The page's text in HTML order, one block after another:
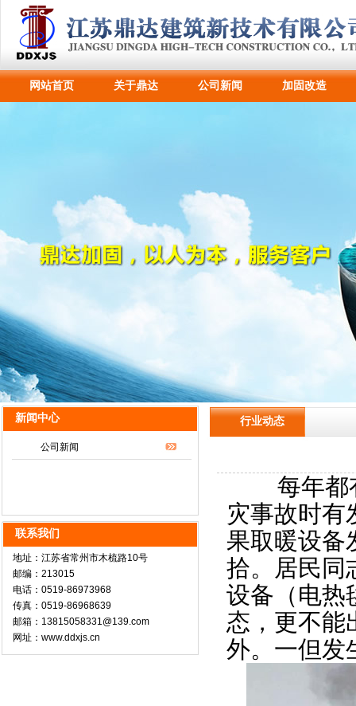
网站首页 关于鼎达 公司新闻 加固改造
新闻中心
公司新闻
联系我们
地址：江苏省常州市木梳路10号
邮编：213015
电话：0519-86973968
传真：0519-86968639
邮箱：13815058331@139.com
网址：www.ddxjs.cn
行业动态
每年都有
灾事故时有
果取暖设备
拾。居民同
设备（电热
态，更不能
外。一但发